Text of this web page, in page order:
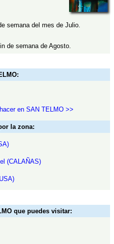
semana del mes de Julio.
de semana de Agosto.
en SAN TELMO >>
la zona:
(CALAÑAS)
que puedes visitar: